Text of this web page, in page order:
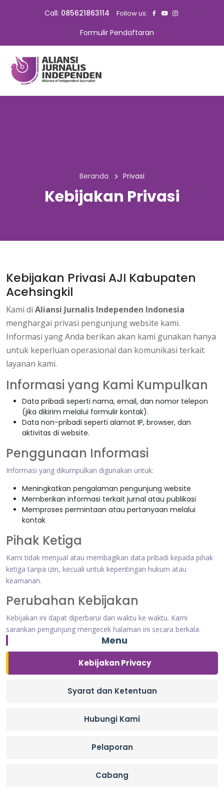
Call: 085621863114 Follow us:
Formulir Pendaftaran
Beranda Privasi
Kebijakan Privasi
Kebijakan Privasi AJI Kabupaten
Acehsingkil
Kami di Aliansi Jurnalis Independen Indonesia
menghargai privasi pengunjung website kami.
Informasi yang Anda berikan akan kami gunakan hanya
untuk keperluan operasional dan komunikasi terkait
layanan kami.
Informasi yang Kami Kumpulkan
Data pribadi seperti nama, email, dan nomor telepon
(jika dikirim melalui formulir kontak).
Data non-pribadi seperti alamat IP, browser, dan
aktivitas di website.
Penggunaan Informasi
Informasi yang dikumpulkan digunakan untuk:
Meningkatkan pengalaman pengunjung website
Memberikan informasi terkait jurnal atau publikasi
Memproses permintaan atau pertanyaan melalui
kontak
Pihak Ketiga
Kami tidak menjual atau membagikan data pribadi kepada pihak
ketiga tanpa izin, kecuali untuk kepentingan hukum atau
keamanan.
Perubahan Kebijakan
Kebijakan ini dapat diperbarui dari waktu ke waktu. Kami
sarankan pengunjung mengecek halaman ini secara berkala.
Menu
Kebijakan Privacy
Syarat dan Ketentuan
Hubungi Kami
Pelaporan
Cabang